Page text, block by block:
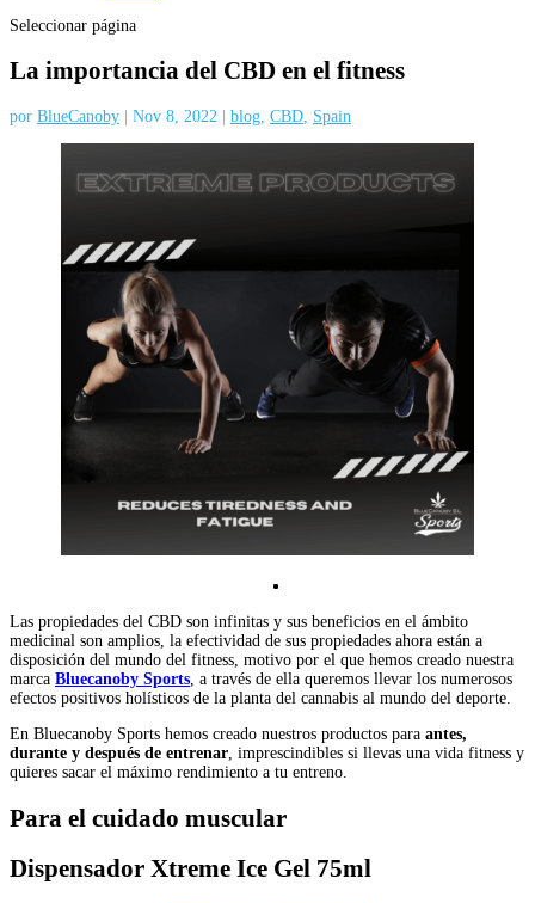
Seleccionar página
La importancia del CBD en el fitness
por BlueCanoby Nov 8, 2022 blog CBD Spain
Las propiedades del CBD son infinitas y sus beneficios en el ámbito
medicinal son amplios, la efectividad de sus propiedades ahora están a
disposición del mundo del fitness, motivo por el que hemos creado nuestra
marca Bluecanoby Sports, a través de ella queremos llevar los numerosos
efectos positivos holísticos de la planta del cannabis al mundo del deporte.
En Bluecanoby Sports hemos creado nuestros productos para antes,
durante y después de entrenar, imprescindibles si llevas una vida fitness y
quieres sacar el máximo rendimiento a tu entreno.
Para el cuidado muscular
Dispensador Xtreme Ice Gel 75ml